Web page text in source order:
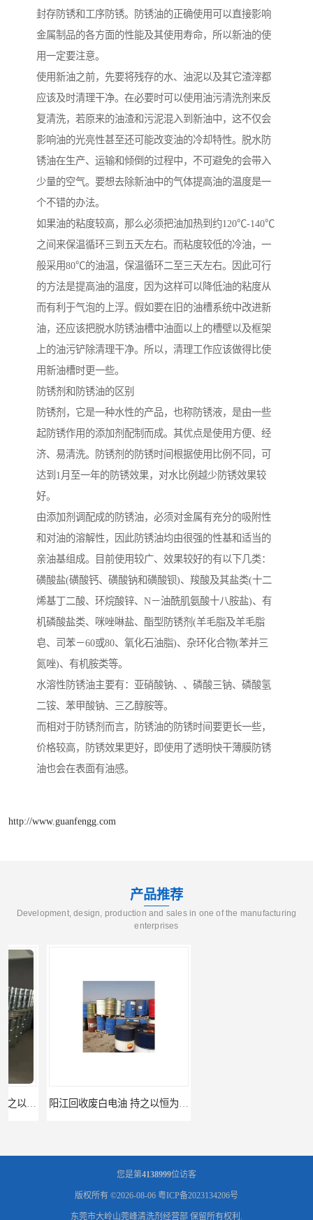
封存防锈和工序防锈。防锈油的正确使用可以直接影响
金属制品的各方面的性能及其使用寿命，所以新油的使
用一定要注意。
使用新油之前，先要将残存的水、油泥以及其它渣滓都
应该及时清理干净。在必要时可以使用油污清洗剂来反
复清洗，若原来的油渣和污泥混入到新油中，这不仅会
影响油的光亮性甚至还可能改变油的冷却特性。脱水防
锈油在生产、运输和倾倒的过程中，不可避免的会带入
少量的空气。要想去除新油中的气体提高油的温度是一
个不错的办法。
如果油的粘度较高，那么必须把油加热到约120℃-140℃
之间来保温循环三到五天左右。而粘度较低的冷油，一
般采用80℃的油温，保温循环二至三天左右。因此可行
的方法是提高油的温度，因为这样可以降低油的粘度从
而有利于气泡的上浮。假如要在旧的油槽系统中改进新
油，还应该把脱水防锈油槽中油面以上的槽壁以及框架
上的油污铲除清理干净。所以，清理工作应该做得比使
用新油槽时更一些。
防锈剂和防锈油的区别
防锈剂，它是一种水性的产品，也称防锈液，是由一些
起防锈作用的添加剂配制而成。其优点是使用方便、经
济、易清洗。防锈剂的防锈时间根据使用比例不同，可
达到1月至一年的防锈效果，对水比例越少防锈效果较
好。
由添加剂调配成的防锈油，必须对金属有充分的吸附性
和对油的溶解性，因此防锈油均由很强的性基和适当的
亲油基组成。目前使用较广、效果较好的有以下几类：
磺酸盐(磺酸钙、磺酸钠和磺酸钡)、羧酸及其盐类(十二
烯基丁二酸、环烷酸锌、N－油酰肌氨酸十八胺盐)、有
机磷酸盐类、咪唑啉盐、酯型防锈剂(羊毛脂及羊毛脂
皂、司苯－60或80、氧化石油脂)、杂环化合物(苯并三
氮唑)、有机胺类等。
水溶性防锈油主要有：亚硝酸钠、、磷酸三钠、磷酸氢
二铵、苯甲酸钠、三乙醇胺等。
而相对于防锈剂而言，防锈油的防锈时间要更长一些，
价格较高，防锈效果更好，即使用了透明快干薄膜防锈
油也会在表面有油感。
http://www.guanfengg.com
产品推荐
Development, design, production and sales in one of the manufacturing
enterprises
阳江回收废白电油 持之以恒为客户服务 梅州回收废碳氢清洗剂 现款交易
您是第4138999位访客
版权所有 ©2026-08-06 粤ICP备2023134206号
东莞市大岭山莞峰清洗剂经营部 保留所有权利.